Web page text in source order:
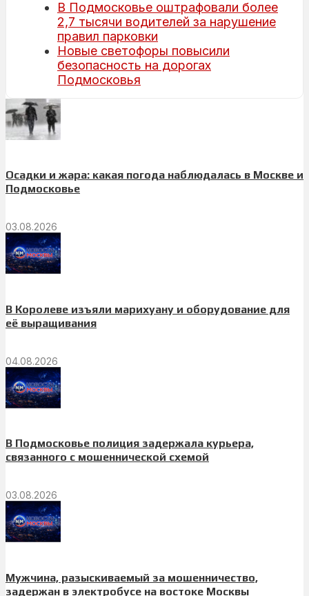
В Подмосковье оштрафовали более
2,7 тысячи водителей за нарушение
правил парковки
Новые светофоры повысили
безопасность на дорогах
Подмосковья
Осадки и жара: какая погода наблюдалась в Москве и
Подмосковье
03.08.2026
В Королеве изъяли марихуану и оборудование для
её выращивания
04.08.2026
В Подмосковье полиция задержала курьера,
связанного с мошеннической схемой
03.08.2026
Мужчина, разыскиваемый за мошенничество,
задержан в электробусе на востоке Москвы